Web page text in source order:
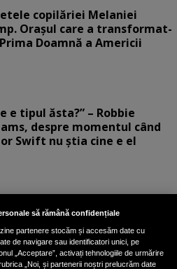
copilăriei Melaniei
Orașul care a transformat-
Doamnă a Americii
e tipul ăsta?” – Robbie
despre momentul când
Swift nu știa cine e el
Dickinson, solistul trupei
Maiden, şi-a arătat talentul
la un concurs în Franţa
să rămână confidențiale
partenere stocăm și accesăm date cu
de navigare sau identificatori unici, pe
„Acceptare”, activați tehnologiile de urmărire
„Noi, și partenerii noștri prelucrăm date